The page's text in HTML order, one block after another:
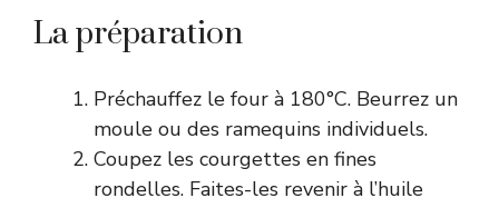
La préparation
Préchauffez le four à 180°C. Beurrez un
moule ou des ramequins individuels.
Coupez les courgettes en fines
rondelles. Faites-les revenir à l’huile